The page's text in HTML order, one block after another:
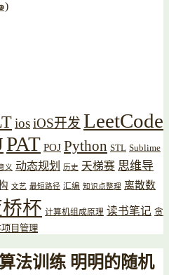
)
iosiOS开发 LeetCode
PAT POJ Python STL Sublime
义 动态规划 历史 天梯赛 思维导
文艺 最短路径 汇编 知识点整理 离散数
杯 计算机组成原理 读书笔记 贪
目管理
法训练 明明的随机